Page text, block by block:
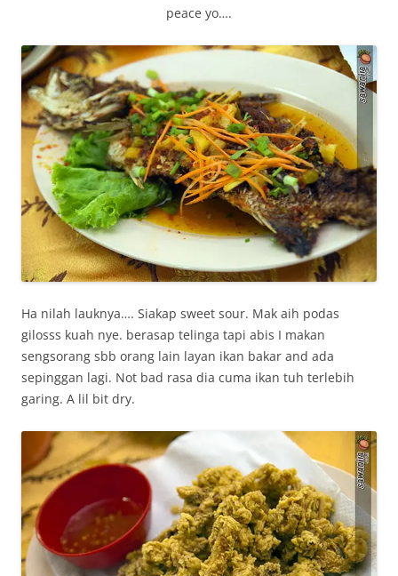
peace yo….
Ha nilah lauknya…. Siakap sweet sour. Mak aih podas
gilosss kuah nye. berasap telinga tapi abis I makan
sengsorang sbb orang lain layan ikan bakar and ada
sepinggan lagi. Not bad rasa dia cuma ikan tuh terlebih
garing. A lil bit dry.